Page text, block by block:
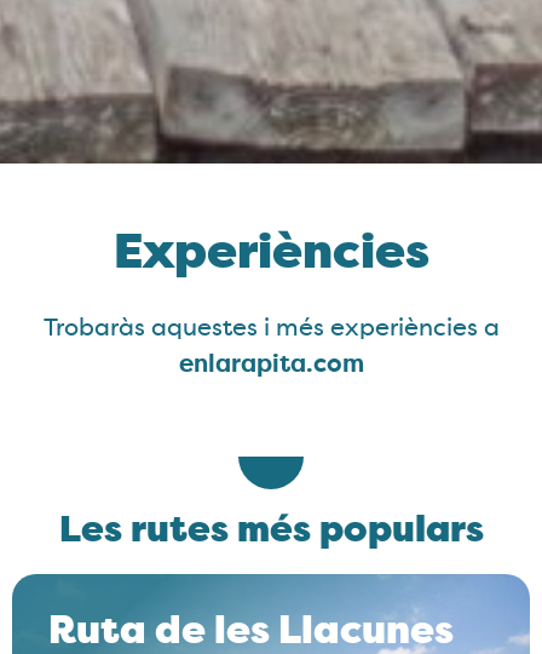
Experiències
Trobaràs aquestes i més experiències a
enlarapita.com
Les rutes més populars
Ruta de les Llacunes